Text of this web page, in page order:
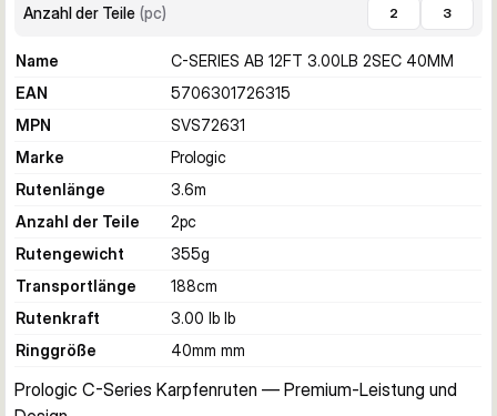
Anzahl der Teile (pc) 2 3
Name
C-SERIES AB 12FT 3.00LB 2SEC 40MM
EAN
5706301726315
MPN
SVS72631
Marke
Prologic
Rutenlänge
3.6m
Anzahl der Teile
2pc
Rutengewicht
355g
Transportlänge
188cm
Rutenkraft
3.00 lb lb
Ringgröße
40mm mm
Prologic C-Series Karpfenruten — Premium-Leistung und